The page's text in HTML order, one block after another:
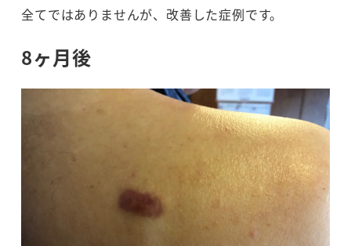
全てではありませんが、改善した症例です。
8ヶ月後